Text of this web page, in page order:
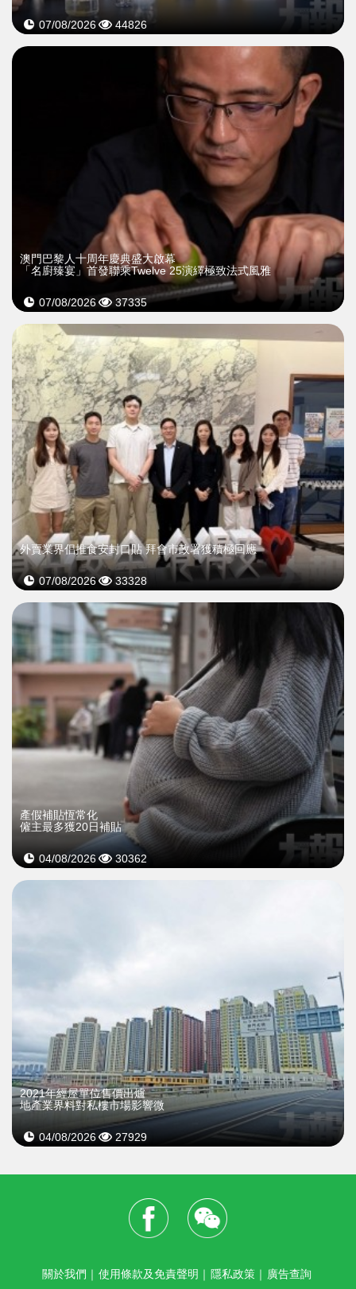
07/08/2026 44826
澳門巴黎人十周年慶典盛大啟幕
「名廚臻宴」首發聯乘Twelve 25演繹極致法式風雅
07/08/2026 37335
外賣業界倡推食安封口貼 拜會市政署獲積極回應
07/08/2026 33328
產假補貼恆常化
僱主最多獲20日補貼
04/08/2026 30362
2021年經屋單位售價出爐
地產業界料對私樓市場影響微
04/08/2026 27929
關於我們 ｜ 使用條款及免責聲明 ｜ 隱私政策 ｜ 廣告查詢